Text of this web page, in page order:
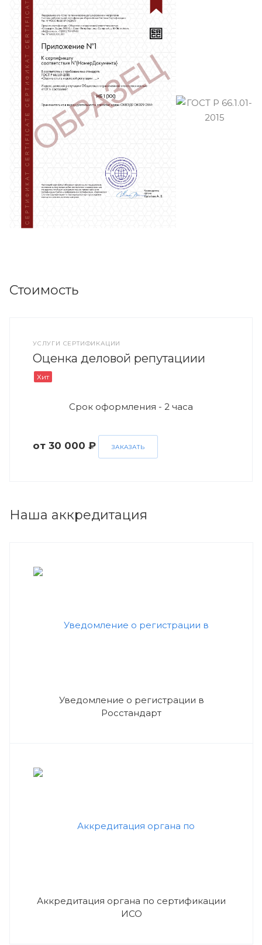
Стоимость
УСЛУГИ СЕРТИФИКАЦИИ
Оценка деловой репутациии
Хит
Срок оформления - 2 часа
от 30 000 ₽ ЗАКАЗАТЬ
Наша аккредитация
Уведомление о регистрации в
Росстандарт
Аккредитация органа по сертификации
ИСО